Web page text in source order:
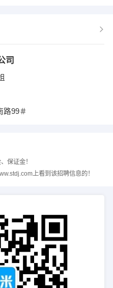
司
路99＃
保证金！
上看到该招聘信息的！